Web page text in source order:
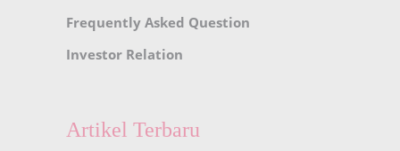
Frequently Asked Question
Investor Relation
Artikel Terbaru